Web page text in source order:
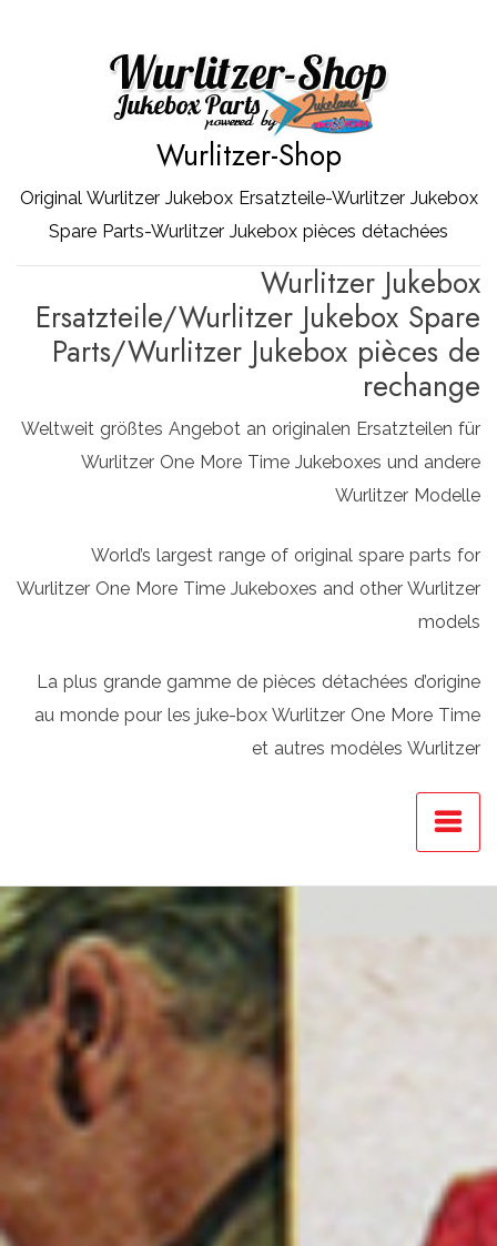
Wurlitzer-Shop
Original Wurlitzer Jukebox Ersatzteile-Wurlitzer Jukebox
Spare Parts-Wurlitzer Jukebox pièces détachées
Wurlitzer Jukebox
Ersatzteile/Wurlitzer Jukebox Spare
Parts/Wurlitzer Jukebox pièces de
rechange
Weltweit größtes Angebot an originalen Ersatzteilen für
Wurlitzer One More Time Jukeboxes und andere
Wurlitzer Modelle
World’s largest range of original spare parts for
Wurlitzer One More Time Jukeboxes and other Wurlitzer
models
La plus grande gamme de pièces détachées d’origine
au monde pour les juke-box Wurlitzer One More Time
et autres modèles Wurlitzer